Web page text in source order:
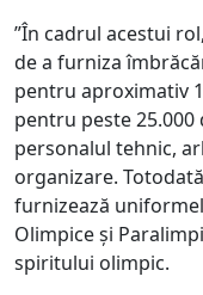
”În cadrul acestui
de a furniza
pentru aproximativ
pentru peste
personalul tehnic,
organizare.
furnizează
Olimpice și
spiritului olimpic.